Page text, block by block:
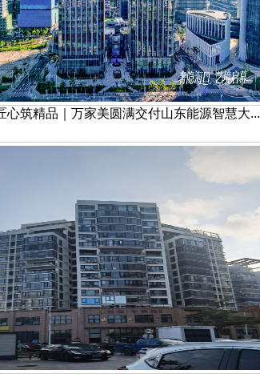
心筑精品｜万家美圆满交付山东能源智慧大...